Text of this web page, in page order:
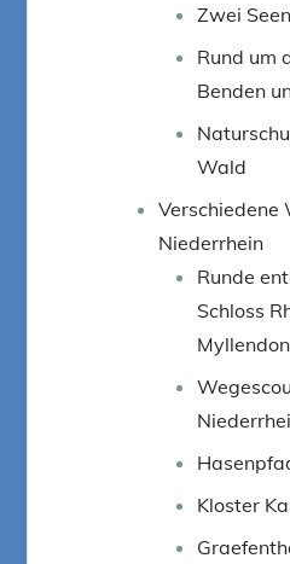
Zwei
Rund um
Benden
Wald
Verschiedene
Niederrhein
Runde
Schloss
Kloster